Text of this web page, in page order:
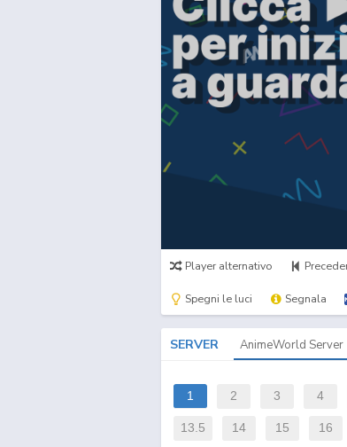
Player alternativo
Spegni le luci Segnala
SERVER AnimeWorld Server
1 2 3 4
13.5 14 15 16